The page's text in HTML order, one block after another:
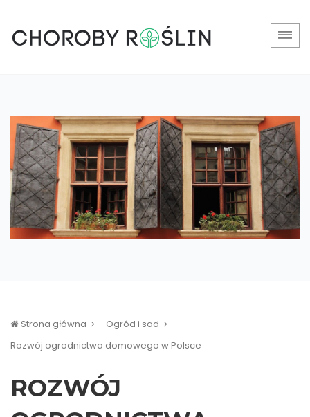
Strona główna
Ogród i sad
Rozwój ogrodnictwa domowego w Polsce
ROZWÓJ